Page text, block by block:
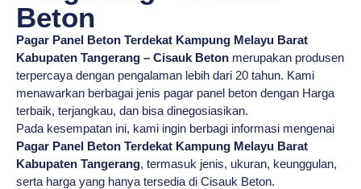
Beton
Pagar Panel Beton Terdekat Kampung Melayu Barat
Kabupaten Tangerang – Cisauk Beton merupakan produsen
terpercaya dengan pengalaman lebih dari 20 tahun. Kami
menawarkan berbagai jenis pagar panel beton dengan Harga
terbaik, terjangkau, dan bisa dinegosiasikan.
Pada kesempatan ini, kami ingin berbagi informasi mengenai
Pagar Panel Beton Terdekat Kampung Melayu Barat
Kabupaten Tangerang, termasuk jenis, ukuran, keunggulan,
serta harga yang hanya tersedia di Cisauk Beton.